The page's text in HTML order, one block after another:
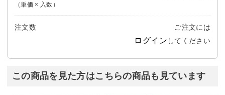
（単価 × 入数）
注文数 ご注文には
ログイン してください
この商品を見た方はこちらの商品も見ています